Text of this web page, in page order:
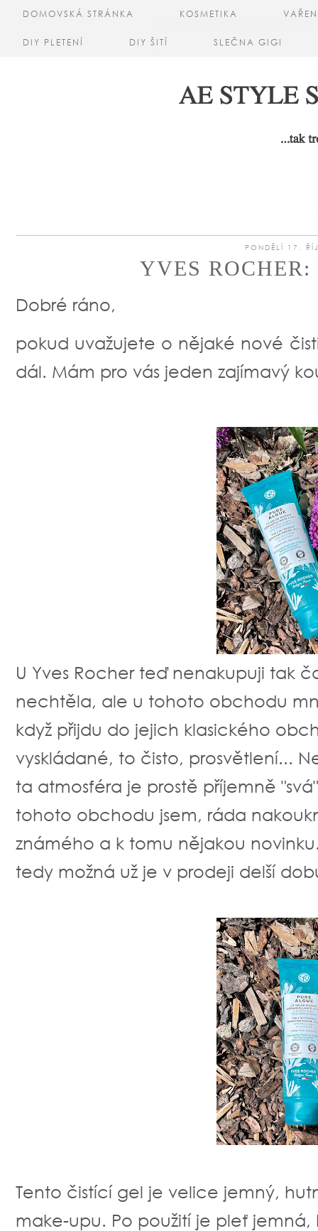
DOMOVSKÁ STRÁNKA KOSMETIKA
DIY PLETENÍ DIY ŠITÍ SLEČNA GIGI
PONDĚLÍ 17.
YVES
Dobré ráno,
pokud uvažujete o nějaké nové
dál. Mám pro vás jeden zajímavý
U Yves Rocher teď nenakupuji tak
nechtěla, ale u tohoto obchodu
když přijdu do jejich klasického
vyskládané, to čisto, prosvětlení...
ta atmosféra je prostě příjemně
tohoto obchodu jsem, ráda
známého a k tomu nějakou
tedy možná už je v prodeji delší
Tento čistící gel je velice jemný,
make-upu. Po použití je pleť